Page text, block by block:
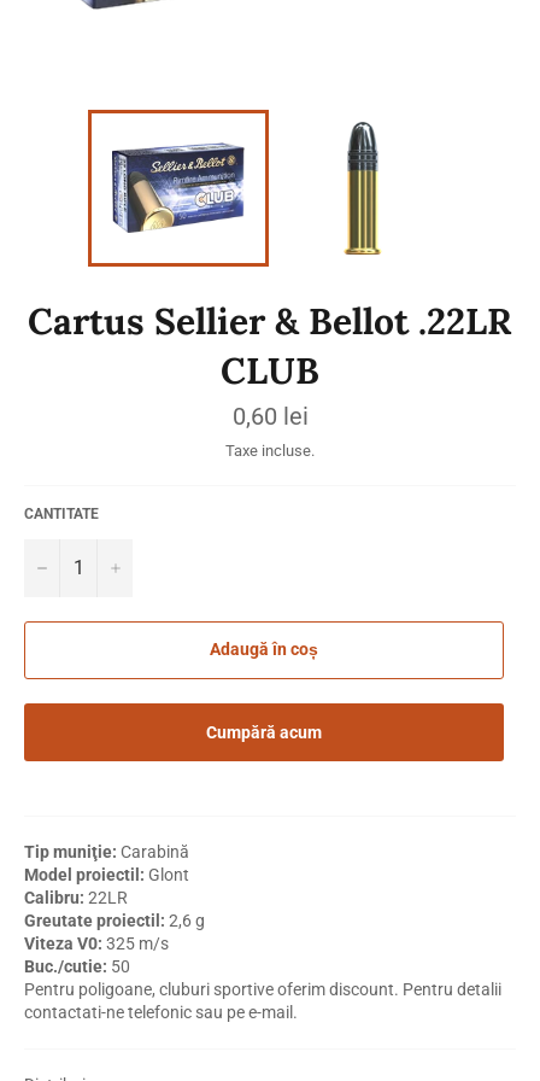
Cartus Sellier & Bellot .22LR
CLUB
Preț
obișnuit
0,60 lei
Taxe incluse.
CANTITATE
− +
Adaugă în coș
Cumpără acum
Tip muniţie: Carabină
Model proiectil: Glont
Calibru: 22LR
Greutate proiectil: 2,6 g
Viteza V0: 325 m/s
Buc./cutie: 50
Pentru poligoane, cluburi sportive oferim discount. Pentru detalii
contactati-ne telefonic sau pe e-mail.